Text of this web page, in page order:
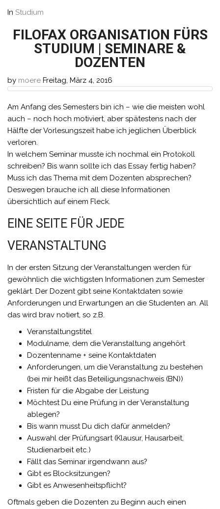
In Studium
FILOFAX ORGANISATION FÜRS
STUDIUM | SEMINARE &
DOZENTEN
by moere Freitag, März 4, 2016
Am Anfang des Semesters bin ich – wie die meisten wohl
auch – noch hoch motiviert, aber spätestens nach der
Hälfte der Vorlesungszeit habe ich jeglichen Überblick
verloren.
In welchem Seminar musste ich nochmal ein Protokoll
schreiben? Bis wann sollte ich das Essay fertig haben?
Muss ich das Thema mit dem Dozenten absprechen?
Deswegen brauche ich all diese Informationen
übersichtlich auf einem Fleck.
EINE SEITE FÜR JEDE
VERANSTALTUNG
In der ersten Sitzung der Veranstaltungen werden für
gewöhnlich die wichtigsten Informationen zum Semester
geklärt. Der Dozent gibt seine Kontaktdaten sowie
Anforderungen und Erwartungen an die Studenten an. All
das wird brav notiert, so z.B.
Veranstaltungstitel
Modulname, dem die Veranstaltung angehört
Dozentenname + seine Kontaktdaten
Anforderungen, um die Veranstaltung zu bestehen
(bei mir heißt das Beteiligungsnachweis (BN))
Fristen für die Abgabe der Leistung
Möchtest Du eine Prüfung in der Veranstaltung
ablegen?
Bis wann musst Du dich dafür anmelden?
Auswahl der Prüfungsart (Klausur, Hausarbeit,
Studienarbeit etc.)
Fällt das Seminar irgendwann aus?
Gibt es Blocksitzungen?
Gibt es Anwesenheitspflicht?
Oftmals geben die Dozenten zu Beginn auch einen